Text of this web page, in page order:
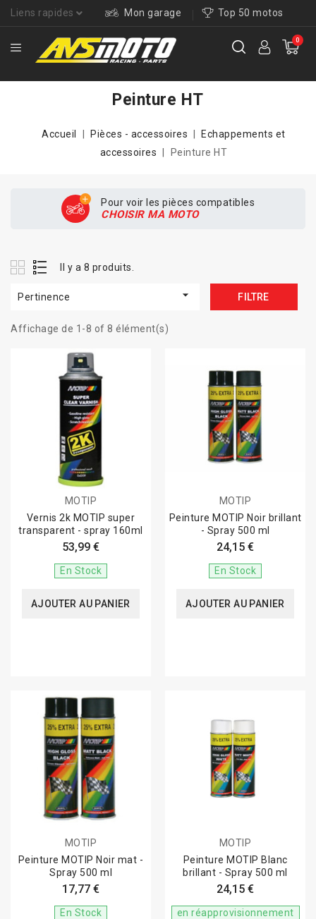
Liens rapides Mon garage Top 50 motos
0
Peinture HT
Accueil Pièces - accessoires
Echappements et
accessoires
Peinture HT
Pour voir les pièces compatibles
CHOISIR MA MOTO
Il y a 8 produits.
Pertinence  FILTRE
Affichage de 1-8 of 8 élément(s)
MOTIP
Vernis 2k MOTIP super
transparent - spray 160ml
53,99 €
En Stock
AJOUTER AU PANIER
MOTIP
Peinture MOTIP Noir brillant
- Spray 500 ml
24,15 €
En Stock
AJOUTER AU PANIER
MOTIP
Peinture MOTIP Noir mat -
Spray 500 ml
17,77 €
En Stock
MOTIP
Peinture MOTIP Blanc
brillant - Spray 500 ml
24,15 €
en réapprovisionnement